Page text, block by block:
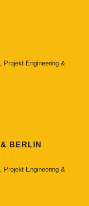
Projekt Engineering &
BERLIN
Projekt Engineering &